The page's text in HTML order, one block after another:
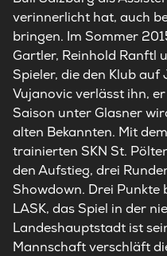
verinnerlicht hat, auch
bringen. Im Sommer
Gartler, Reinhold Ranftl
Spieler, die den Klub
Vujanovic verlässt ihn,
Saison unter Glasner
alten Bekannten. Mit
trainierten SKN St.
den Aufstieg, drei
Showdown. Drei Punkte
LASK, das Spiel in der
Landeshauptstadt ist
Mannschaft verschläft